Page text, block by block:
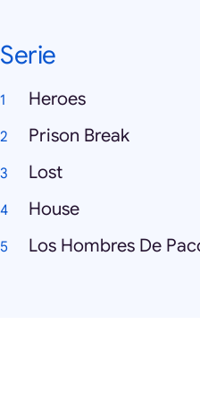
Serie
Heroes
Prison Break
Lost
House
Los Hombres De